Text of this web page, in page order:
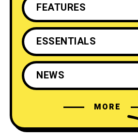
FEATURES
ESSENTIALS
NEWS
MORE